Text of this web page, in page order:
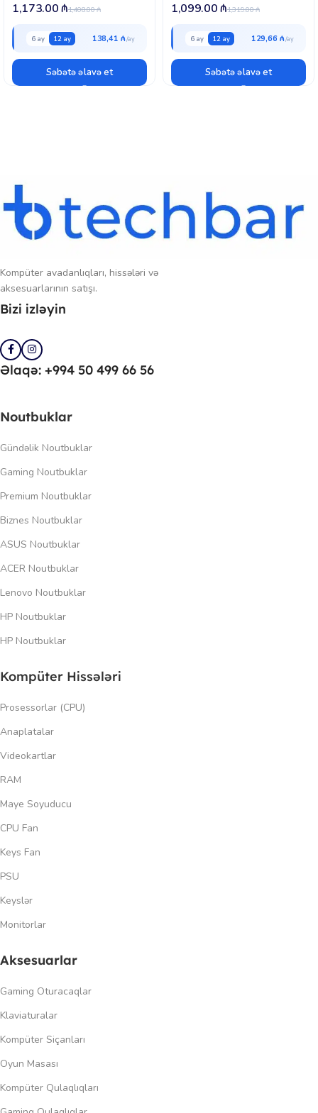
1,408.00₼
1,173.00₼
6 ay 12 ay 138,41 ₼
Səbətə əlavə et
1,319.00₼
1,099.00₼
6 ay 12 ay 129,66 ₼
Səbətə əlavə et
Kompüter avadanlıqları, hissələri və
aksesuarlarının satışı.
Bizi izləyin
Əlaqə: +994 50 499 66 56
Noutbuklar
Gündəlik Noutbuklar
Gaming Noutbuklar
Premium Noutbuklar
Biznes Noutbuklar
ASUS Noutbuklar
ACER Noutbuklar
Lenovo Noutbuklar
HP Noutbuklar
HP Noutbuklar
Kompüter Hissələri
Prosessorlar (CPU)
Anaplatalar
Videokartlar
RAM
Maye Soyuducu
CPU Fan
Keys Fan
PSU
Keyslər
Monitorlar
Aksesuarlar
Gaming Oturacaqlar
Klaviaturalar
Kompüter Siçanları
Oyun Masası
Kompüter Qulaqlıqları